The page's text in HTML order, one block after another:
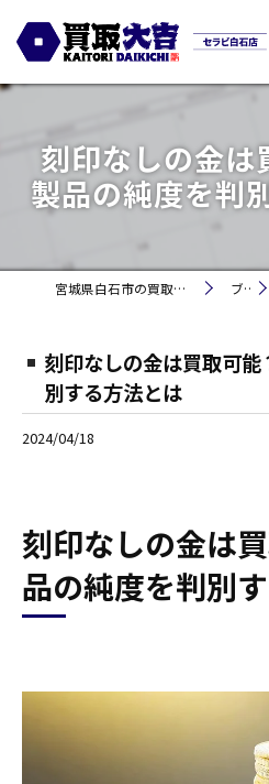
刻印なしの金
製品の純度を判
宮城県白石市の買取なら買取大吉セラビ白石店 ブログ
刻印なしの金は買取可
別する方法とは
2024/04/18
刻印なしの金は
品の純度を判別